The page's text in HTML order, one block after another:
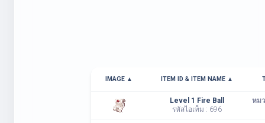
IMAGE ▲ ITEM ID & ITEM NAME ▲
Level 1 Fire Ball
รหัสไอเท็ม : 696
หม